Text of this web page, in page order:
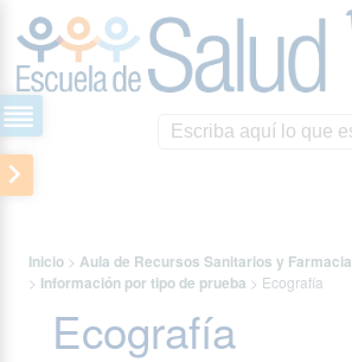
Inicio > Aula de Recursos Sanitarios y Farmacia
> Información por tipo de prueba > Ecografía
Ecografía